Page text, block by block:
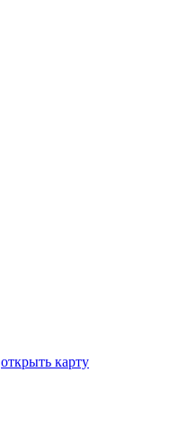
открыть карту